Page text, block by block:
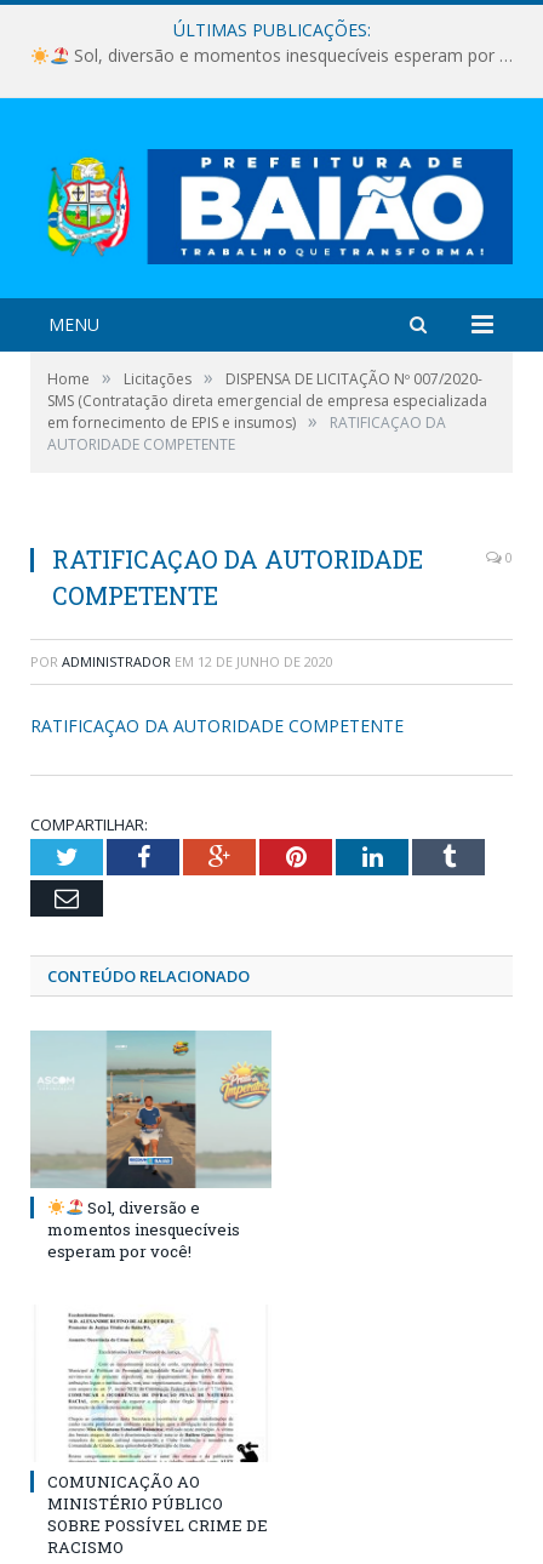
ÚLTIMAS PUBLICAÇÕES:
Sol, diversão e momentos inesquecíveis esperam por você!
MENU
Home » Licitações »
DISPENSA DE LICITAÇÃO Nº 007/2020-
SMS (Contratação direta emergencial de empresa especializada
em fornecimento de EPIS e insumos) »
RATIFICAÇAO DA
AUTORIDADE COMPETENTE
RATIFICAÇAO DA AUTORIDADE
COMPETENTE
0
POR ADMINISTRADOR EM 12 DE JUNHO DE 2020
RATIFICAÇAO DA AUTORIDADE COMPETENTE
COMPARTILHAR:
TwitterFacebookGoogle+PinterestLinkedInTumblr
Email
CONTEÚDO RELACIONADO
Sol, diversão e
momentos inesquecíveis
esperam por você!
COMUNICAÇÃO AO
MINISTÉRIO PÚBLICO
SOBRE POSSÍVEL CRIME DE
RACISMO